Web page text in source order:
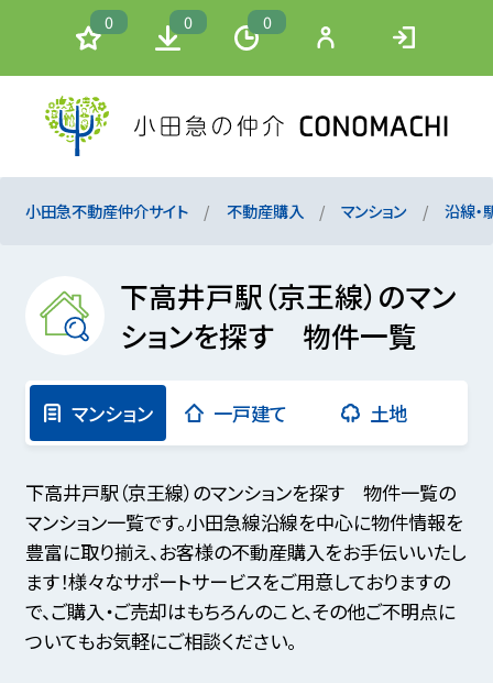
0 0 0
小田急不動産仲介サイト 不動産購入 マンション 沿線・
下高井戸駅（京王線）のマン
ションを探す 物件一覧
マンション 一戸建て 土地
下高井戸駅（京王線）のマンションを探す 物件一覧の
マンション一覧です。小田急線沿線を中心に物件情報を
豊富に取り揃え、お客様の不動産購入をお手伝いいたし
ます！様々なサポートサービスをご用意しておりますの
で、ご購入・ご売却はもちろんのこと、その他ご不明点に
ついてもお気軽にご相談ください。